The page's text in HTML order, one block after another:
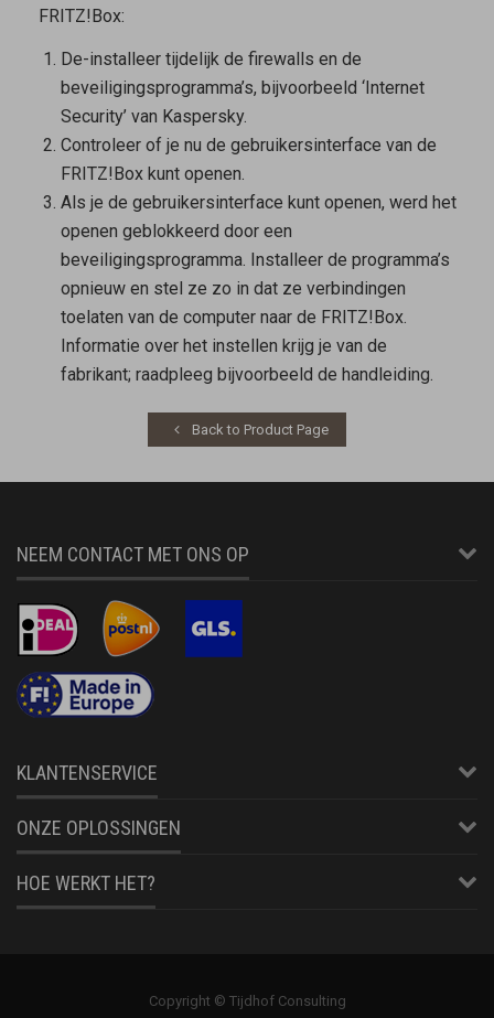
FRITZ!Box:
De-installeer tijdelijk de firewalls en de
beveiligingsprogramma’s, bijvoorbeeld ‘Internet
Security’ van Kaspersky.
Controleer of je nu de gebruikersinterface van de
FRITZ!Box kunt openen.
Als je de gebruikersinterface kunt openen, werd het
openen geblokkeerd door een
beveiligingsprogramma. Installeer de programma’s
opnieuw en stel ze zo in dat ze verbindingen
toelaten van de computer naar de FRITZ!Box.
Informatie over het instellen krijg je van de
fabrikant; raadpleeg bijvoorbeeld de handleiding.
Back to Product Page
NEEM CONTACT MET ONS OP
KLANTENSERVICE
ONZE OPLOSSINGEN
HOE WERKT HET?
Copyright © Tijdhof Consulting